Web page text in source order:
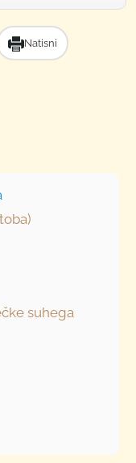
Natisni
suhega